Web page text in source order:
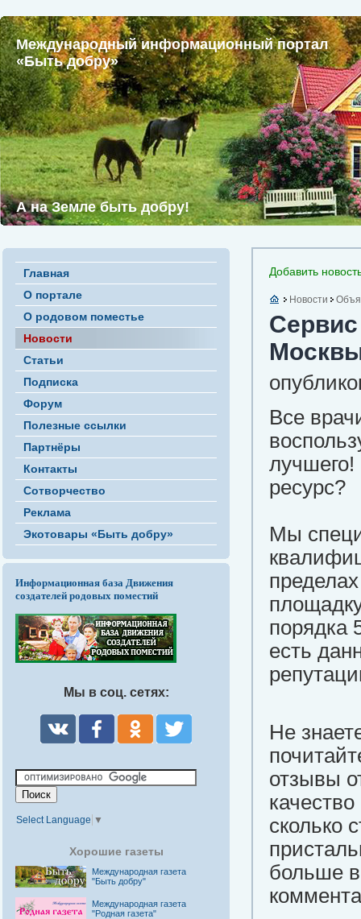
Международный информационный портал
«Быть добру»
А на Земле быть добру!
Главная
О портале
О родовом поместье
Новости
Статьи
Подписка
Форум
Полезные ссылки
Партнёры
Контакты
Сотворчество
Реклама
Экотовары «Быть добру»
Информационная база Движения
создателей родовых поместий
Мы в соц. сетях:
Select Language ▼
Хорошие газеты
Международная газета
"Быть добру"
Международная газета
"Родная газета"
Добавить
Новости
Сервис
Все
ресурс?
Мы
порядка
есть
Не
отзывы
сколько
больше